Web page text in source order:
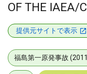
OF THE IAEA/
提供元サイトで表示
福島第一原発事故